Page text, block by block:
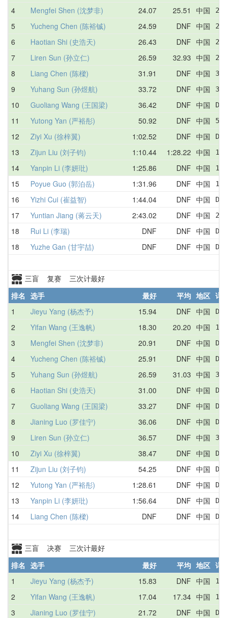
4 Mengfei Shen (沈梦非) 24.07 25.51 中国
5 Yucheng Chen (陈裕铖) 24.59 DNF 中国
6 Haotian Shi (史浩天) 26.43 DNF 中国
7 Liren Sun (孙立仁) 26.59 32.93 中国
8 Liang Chen (陈樑) 31.91 DNF 中国
9 Yuhang Sun (孙煜航) 33.72 DNF 中国
10 Guoliang Wang (王国梁) 36.42 DNF 中国
11 Yutong Yan (严裕彤) 50.92 DNF 中国
12 Ziyi Xu (徐梓翼) 1:02.52 DNF 中国
13 Zijun Liu (刘子钧) 1:10.44 1:28.22 中国
14 Yanpin Li (李妍玭) 1:25.86 DNF 中国
15 Poyue Guo (郭泊岳) 1:31.96 DNF 中国
16 Yizhi Cui (崔益智) 1:44.04 DNF 中国
17 Yuntian Jiang (蒋云天) 2:43.02 DNF 中国
18 Rui Li (李瑞) DNF DNF 中国
18 Yuzhe Gan (甘宇喆) DNF DNF 中国
三盲 复赛 三次计最好
排名 选手 最好 平均 地区 详
1
Jieyu Yang (杨杰予) 15.94 DNF 中国
2 Yifan Wang (王逸帆) 18.30 20.20 中国
3 Mengfei Shen (沈梦非) 20.91 DNF 中国
4 Yucheng Chen (陈裕铖) 25.91 DNF 中国
5 Yuhang Sun (孙煜航) 26.59 31.03 中国
6 Haotian Shi (史浩天) 31.00 DNF 中国
7 Guoliang Wang (王国梁) 33.27 DNF 中国
8 Jianing Luo (罗佳宁) 36.06 DNF 中国
9 Liren Sun (孙立仁) 36.57 DNF 中国
10 Ziyi Xu (徐梓翼) 38.47 DNF 中国
11 Zijun Liu (刘子钧) 54.25 DNF 中国
12 Yutong Yan (严裕彤) 1:28.61 DNF 中国
13 Yanpin Li (李妍玭) 1:56.64 DNF 中国
14 Liang Chen (陈樑) DNF DNF 中国
三盲 决赛 三次计最好
排名 选手 最好 平均 地区 详
1
Jieyu Yang (杨杰予) 15.83 DNF 中国
2 Yifan Wang (王逸帆) 17.04 17.34 中国
3 Jianing Luo (罗佳宁) 21.72 DNF 中国